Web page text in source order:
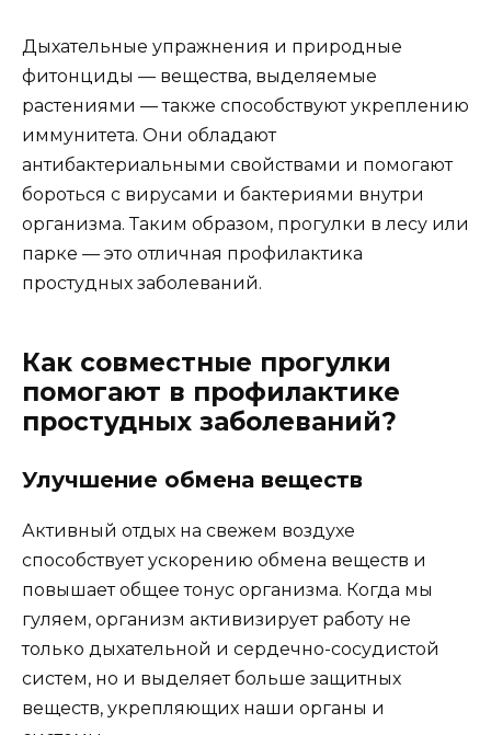
Дыхательные упражнения и природные
фитонциды — вещества, выделяемые
растениями — также способствуют укреплению
иммунитета. Они обладают
антибактериальными свойствами и помогают
бороться с вирусами и бактериями внутри
организма. Таким образом, прогулки в лесу или
парке — это отличная профилактика
простудных заболеваний.
Как совместные прогулки
помогают в профилактике
простудных заболеваний?
Улучшение обмена веществ
Активный отдых на свежем воздухе
способствует ускорению обмена веществ и
повышает общее тонус организма. Когда мы
гуляем, организм активизирует работу не
только дыхательной и сердечно-сосудистой
систем, но и выделяет больше защитных
веществ, укрепляющих наши органы и